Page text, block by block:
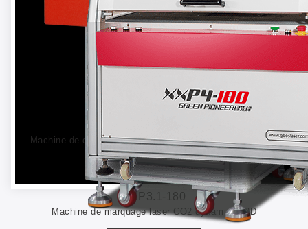
Machine de découpe laser CO2 Galvo de haute précision.
Plus de détails
XXP3.1-180
Machine de marquage laser CO2 dynamique 3D